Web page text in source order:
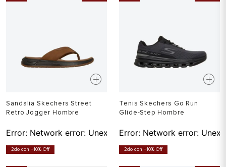
Sandalia Skechers Street
Retro Jogger Hombre
Error: Network error: Unexpected token T in JSON at
2do con +10% Off
Tenis Skechers Go Run
Glide-Step Hombre
Error: Network error:
2do con +10% Off